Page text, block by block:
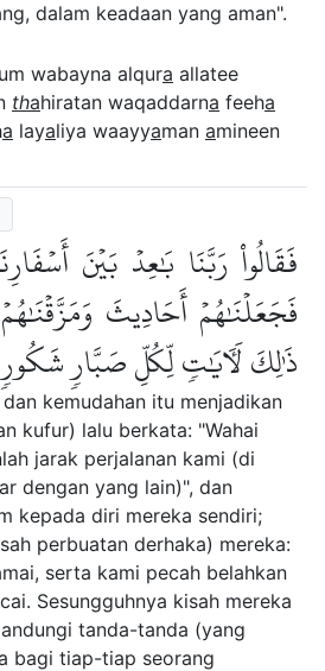
dalam keadaan yang aman".
wabayna alqura allatee
thahiratan waqaddarna feeha
a layaliya waayyaman amineen
فَقَالُواْ رَبَّنَا بَٰعِدۡ بَيۡنَ
فَجَعَلۡنَٰهُمۡ أَحَادِيثَ
ذَٰلِكَ لَأٓيَٰتٖ لِّكُلِّ صَبَّارٖ شَكُورٖ
kemudahan itu menjadikan
kufur) lalu berkata: "Wahai
jarak perjalanan kami (di
dengan yang lain)", dan
kepada diri mereka sendiri;
perbuatan derhaka) mereka:
serta kami pecah belahkan
Sesungguhnya kisah mereka
tanda-tanda (yang
bagi tiap-tiap seorang